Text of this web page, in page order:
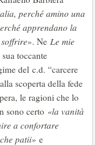
perché amino una
apprendano la
». Ne Le mie
toccante
del c.d. “carcere
scoperta della fede
le ragioni che lo
sono certo «la vanità
a confortare
patii» e